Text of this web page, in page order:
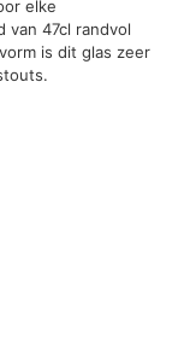
elke
van 47cl randvol
is dit glas zeer